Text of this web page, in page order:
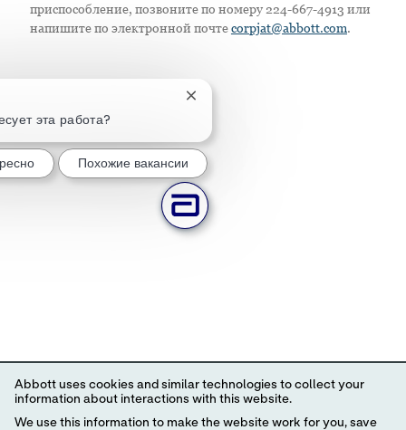
приспособление, позвоните по номеру 224-667-4913 или
напишите по электронной почтеcorpjat@abbott.com.
эта работа?
Закрытие уведомления чат-бота
Похожие вакансии
Abbott uses cookies and similar technologies to collect your
information about interactions with this website.
We use this information to make the website work for you, save